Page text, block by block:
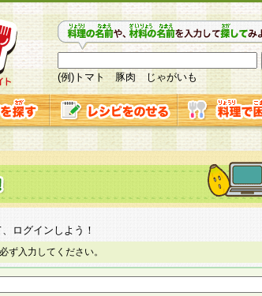
(例)トマト 豚肉 じゃがいも
ログインしよう！
ず入力してください。